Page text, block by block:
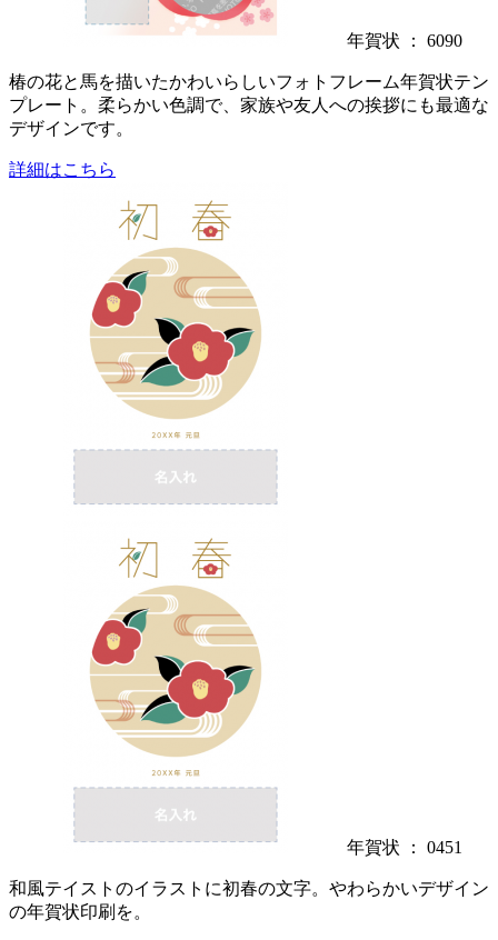
年賀状 ： 6090
椿の花と馬を描いたかわいらしいフォトフレーム年賀状テン
プレート。柔らかい色調で、家族や友人への挨拶にも最適な
デザインです。
詳細はこちら
年賀状 ： 0451
和風テイストのイラストに初春の文字。やわらかいデザイン
の年賀状印刷を。